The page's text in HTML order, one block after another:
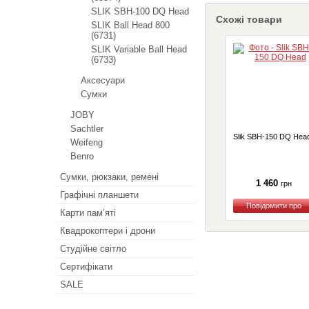
Схожі товари
Slik SBH-150 DQ
1 460 грн
Купити
SLIK SBH-100 DQ Head
SLIK Ball Head 800
(6731)
SLIK Variable Ball Head
(6733)
Аксесуари
Сумки
JOBY
Sachtler
Weifeng
Benro
Сумки, рюкзаки, ремені
Графічні планшети
Карти пам’яті
Квадрокоптери і дрони
Студійне світло
Сертифікати
SALE